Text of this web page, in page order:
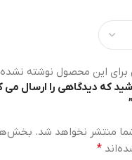
این محصول نوشته
که دیدگاهی را ارسال می
منتشر نخواهد شد.
*